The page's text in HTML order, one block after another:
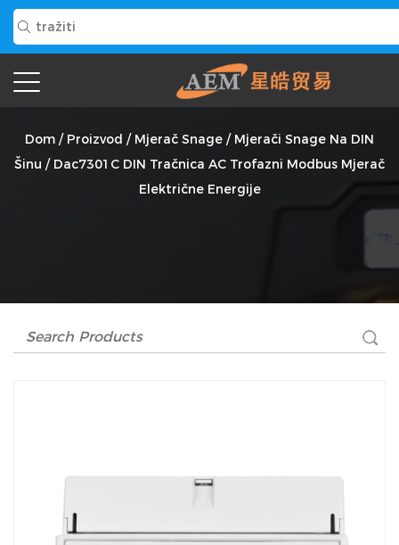
Dac7301C DIN Tračnica AC Trofazni Modbus Mjerač
Električne Energije Dobavljač
Dom / Proizvod / Mjerač Snage / Mjerači Snage Na DIN
Šinu / Dac7301C DIN Tračnica AC Trofazni Modbus Mjerač
Električne Energije